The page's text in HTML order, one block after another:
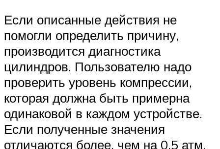
Если описанные действия не
помогли определить причину,
производится диагностика
цилиндров. Пользователю надо
проверить уровень компрессии,
которая должна быть примерна
одинаковой в каждом устройстве.
Если полученные значения
отличаются более, чем на 0,5 атм,